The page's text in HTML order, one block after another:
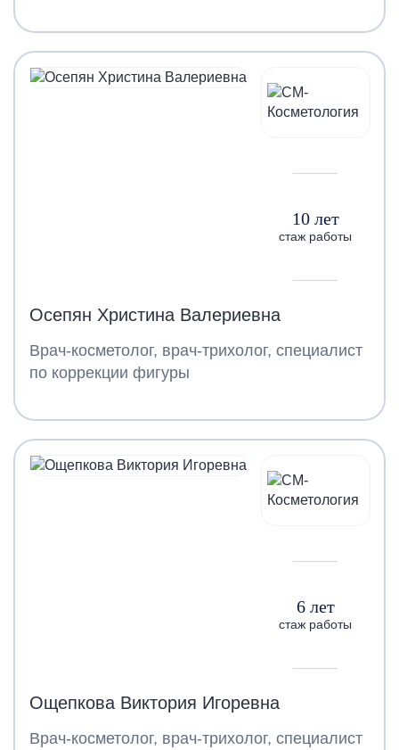
10 лет
стаж работы
Осепян Христина Валериевна
Врач-косметолог, врач-трихолог, специалист
по коррекции фигуры
6 лет
стаж работы
Ощепкова Виктория Игоревна
Врач-косметолог, врач-трихолог, специалист